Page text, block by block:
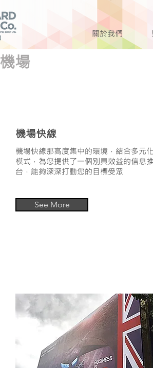
關於我們
機場
機場快線
機場快線那高度集中的環境，結合多元
模式，為您提供了一個別具效益的信息
台，能夠深深打動您的目標受眾
See More